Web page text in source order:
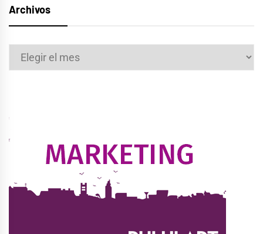
Archivos
Archivos